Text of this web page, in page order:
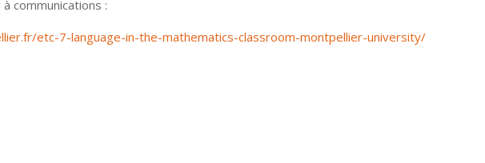
communications :
etc-7-language-in-the-mathematics-classroom-montpellier-university/